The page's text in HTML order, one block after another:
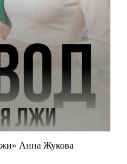
Анна Жукова